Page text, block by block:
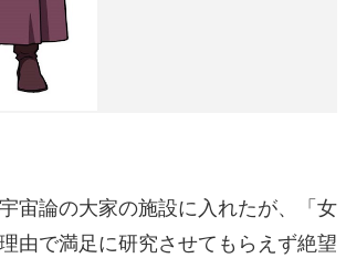
宙論の大家の施設に入れたが、「女
由で満足に研究させてもらえず絶望